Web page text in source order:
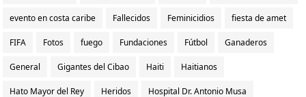
evento en costa caribe Fallecidos Feminicidios fiesta de amet
FIFA Fotos fuego Fundaciones Fútbol Ganaderos
General Gigantes del Cibao Haiti Haitianos
Hato Mayor del Rey Heridos Hospital Dr. Antonio Musa